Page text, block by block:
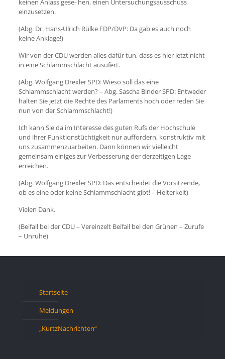
keinen Anlass gese- hen, einen Untersuchungsausschuss
einzusetzen.
(Abg. Dr. Hans-Ulrich Rülke FDP/DVP: Da gab es auch noch
keine Anklage!)
Wir von der CDU werden alles dafür tun, dass es hier jetzt nicht
in eine Schlammschlacht ausufert.
(Abg. Wolfgang Drexler SPD: Wieso soll das eine
Schlammschlacht werden? – Abg. Sascha Binder SPD: Entweder
halten Sie jetzt die Rechte des Parlaments hoch oder reden Sie
nun von der Schlammschlacht!)
Ich kann Sie da im Interesse des guten Rufs der Hochschule
und ihrer Funktionstüchtigkeit nur auffordern, konstruktiv mit
uns zusammenzuarbeiten. Dann können wir vielleicht
gemeinsam einiges zur Verbesserung der derzeitigen Lage
erreichen.
(Abg. Wolfgang Drexler SPD: Das entscheidet die Vorsitzende,
ob es eine oder keine Schlammschlacht gibt! – Heiterkeit)
Vielen Dank.
(Beifall bei der CDU – Vereinzelt Beifall bei den Grünen – Zurufe
– Unruhe)
Startseite
Meldungen
„KurtzNachrichten“